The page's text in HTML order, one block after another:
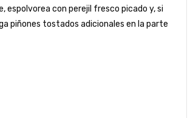
espolvorea con perejil fresco picado y, si
piñones tostados adicionales en la parte